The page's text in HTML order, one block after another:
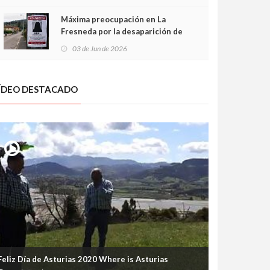
Máxima preocupación en La
Fresneda por la desaparición de
03 de Jun de 2026
DESTACADO
Día de Asturias 2020 Where is Asturias